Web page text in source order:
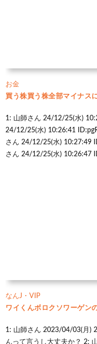
お金
買う株買う株全部マイナス
1: 山師さん 24/12/25(水)
24/12/25(水) 10:26:41
さん 24/12/25(水) 10:27:49
さん 24/12/25(水) 10:26:47
なんJ・VIP
ワイくんボロクソワーゲン
1: 山師さん 2023/04/03(月)
んって言うし大丈夫か？ 2: